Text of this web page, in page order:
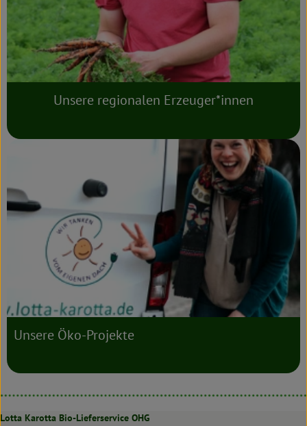
Unsere regionalen Erzeuger*innen
Unsere Öko-Projekte
Lotta Karotta Bio-Lieferservice OHG